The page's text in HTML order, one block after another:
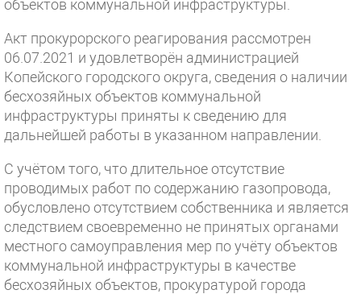
объектов коммунальной инфраструктуры.
Акт прокурорского реагирования рассмотрен
06.07.2021 и удовлетворён администрацией
Копейского городского округа, сведения о наличии
бесхозяйных объектов коммунальной
инфраструктуры приняты к сведению для
дальнейшей работы в указанном направлении.
С учётом того, что длительное отсутствие
проводимых работ по содержанию газопровода,
обусловлено отсутствием собственника и является
следствием своевременно не принятых органами
местного самоуправления мер по учёту объектов
коммунальной инфраструктуры в качестве
бесхозяйных объектов, прокуратурой города